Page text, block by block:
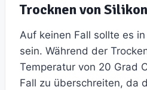
Trocknen von
Auf keinen Fall sollte es
sein. Während der
Temperatur von 20 Grad
Fall zu überschreiten, da